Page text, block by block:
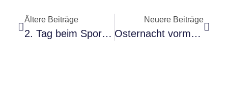
Ältere Beiträge
2. Tag beim Sport- und Schützenfest 2014
Neuere Beiträge
Osternacht vormerken